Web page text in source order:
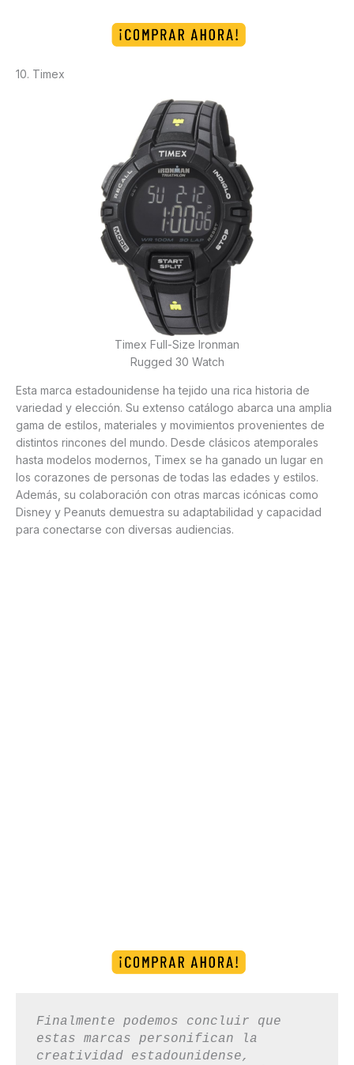
10. Timex
Timex Full-Size Ironman
Rugged 30 Watch
Esta marca estadounidense ha tejido una rica historia de
variedad y elección. Su extenso catálogo abarca una amplia
gama de estilos, materiales y movimientos provenientes de
distintos rincones del mundo. Desde clásicos atemporales
hasta modelos modernos, Timex se ha ganado un lugar en
los corazones de personas de todas las edades y estilos.
Además, su colaboración con otras marcas icónicas como
Disney y Peanuts demuestra su adaptabilidad y capacidad
para conectarse con diversas audiencias.
Finalmente podemos concluir que
estas marcas personifican la
creatividad estadounidense,